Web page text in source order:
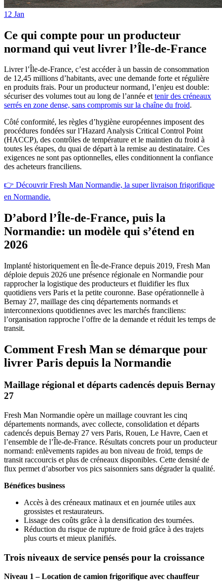
12 Jan
Ce qui compte pour un producteur
normand qui veut livrer l’Île-de-France
Livrer l’Île-de-France, c’est accéder à un bassin de consommation
de 12,45 millions d’habitants, avec une demande forte et régulière
en produits frais. Pour un producteur normand, l’enjeu est double:
sécuriser des volumes tout au long de l’année ettenir des créneaux
serrés en zone dense, sans compromis sur la chaîne du froid.
Côté conformité, les règles d’hygiène européennes imposent des
procédures fondées sur l’Hazard Analysis Critical Control Point
(HACCP), des contrôles de température et le maintien du froid à
toutes les étapes, du quai de départ à la remise au destinataire. Ces
exigences ne sont pas optionnelles, elles conditionnent la confiance
des acheteurs franciliens.
👉 Découvrir Fresh Man Normandie, la super livraison frigorifique
en Normandie.
D’abord l’Île-de-France, puis la
Normandie: un modèle qui s’étend en
2026
Implanté historiquement en Île-de-France depuis 2019, Fresh Man
déploie depuis 2026 une présence régionale en Normandie pour
rapprocher la logistique des producteurs et fluidifier les flux
quotidiens vers Paris et la petite couronne. Base opérationnelle à
Bernay 27, maillage des cinq départements normands et
interconnexions quotidiennes avec les marchés franciliens:
l’organisation rapproche l’offre de la demande et réduit les temps de
transit.
Comment Fresh Man se démarque pour
livrer Paris depuis la Normandie
Maillage régional et départs cadencés depuis Bernay
27
Fresh Man Normandie opère un maillage couvrant les cinq
départements normands, avec collecte, consolidation et départs
cadencés depuis Bernay 27 vers Paris, Rouen, Le Havre, Caen et
l’ensemble de l’Île-de-France. Résultats concrets pour un producteur
normand: enlèvements rapides au bon niveau de froid, temps de
transit raccourcis et plus de créneaux disponibles. Cette densité de
flux permet d’absorber vos pics saisonniers sans dégrader la qualité.
Bénéfices business
Accès à des créneaux matinaux et en journée utiles aux
grossistes et restaurateurs.
Lissage des coûts grâce à la densification des tournées.
Réduction du risque de rupture de froid grâce à des trajets
plus courts et mieux planifiés.
Trois niveaux de service pensés pour la croissance
Niveau 1 – Location de camion frigorifique avec chauffeur